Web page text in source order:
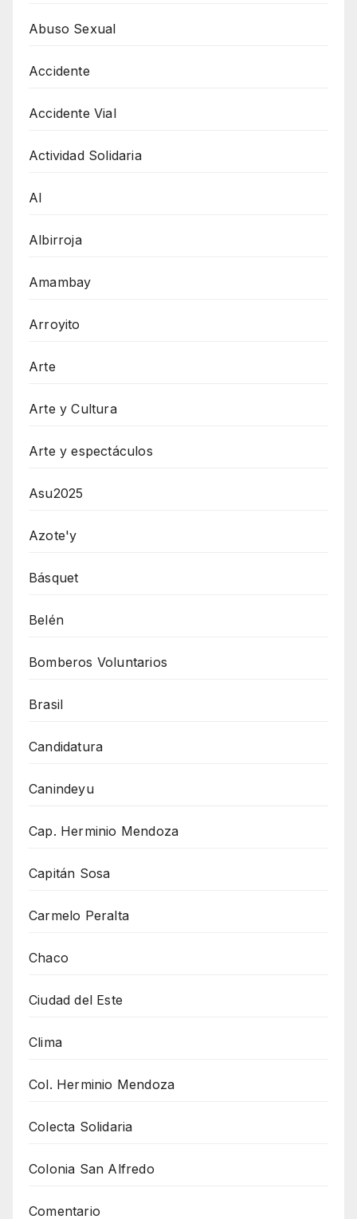
Abuso Sexual
Accidente
Accidente Vial
Actividad Solidaria
AI
Albirroja
Amambay
Arroyito
Arte
Arte y Cultura
Arte y espectáculos
Asu2025
Azote'y
Básquet
Belén
Bomberos Voluntarios
Brasil
Candidatura
Canindeyu
Cap. Herminio Mendoza
Capitán Sosa
Carmelo Peralta
Chaco
Ciudad del Este
Clima
Col. Herminio Mendoza
Colecta Solidaria
Colonia San Alfredo
Comentario